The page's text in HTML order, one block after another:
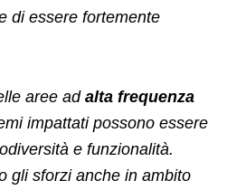
di essere fortemente
aree ad alta frequenza
impattati possono essere
e funzionalità.
gli sforzi anche in ambito